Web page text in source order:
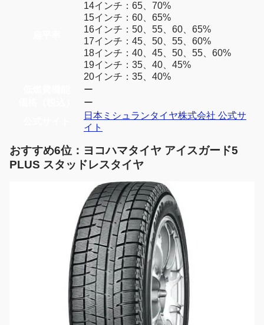
14インチ：65、70%
15インチ：60、65%
16インチ：50、55、60、65%
17インチ：45、50、55、60%
18インチ：40、45、50、55、60%
19インチ：35、40、45%
20インチ：35、40%
ー
ー
日本ミシュランタイヤ株式会社 公式サ
イト
おすすめ6位：ヨコハマタイヤ アイスガード5
PLUS スタッドレスタイヤ